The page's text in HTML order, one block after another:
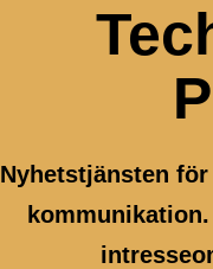
Nyhetstjänsten